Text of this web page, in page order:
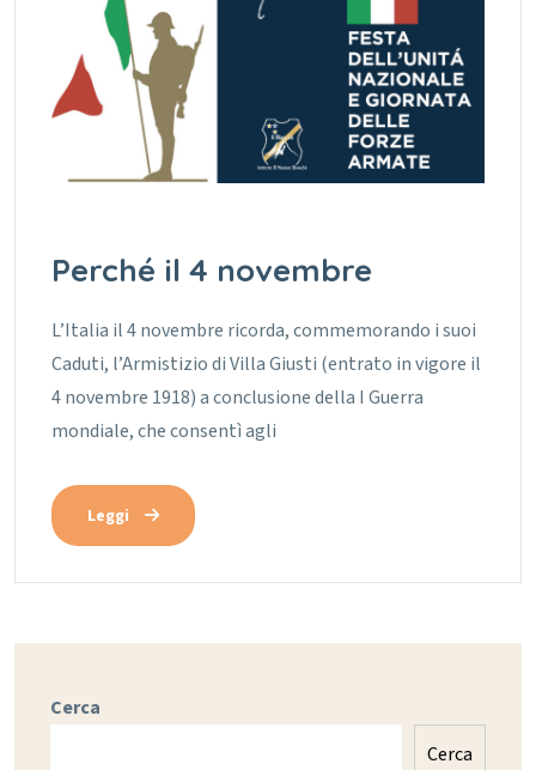
Perché il 4 novembre
L’Italia il 4 novembre ricorda, commemorando i suoi
Caduti, l’Armistizio di Villa Giusti (entrato in vigore il
4 novembre 1918) a conclusione della I Guerra
mondiale, che consentì agli
Leggi
Cerca
Cerca